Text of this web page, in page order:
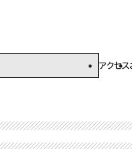
アクセス